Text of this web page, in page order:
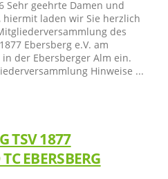
Sehr geehrte Damen und
laden wir Sie herzlich
des
Ebersberg e.V. am
in der Ebersberger Alm ein.
Hinweise ...
TSV 1877
EBERSBERG